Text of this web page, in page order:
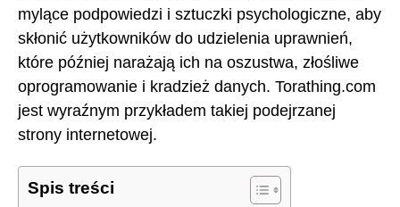
mylące podpowiedzi i sztuczki psychologiczne, aby
skłonić użytkowników do udzielenia uprawnień,
które później narażają ich na oszustwa, złośliwe
oprogramowanie i kradzież danych. Torathing.com
jest wyraźnym przykładem takiej podejrzanej
strony internetowej.
Spis treści